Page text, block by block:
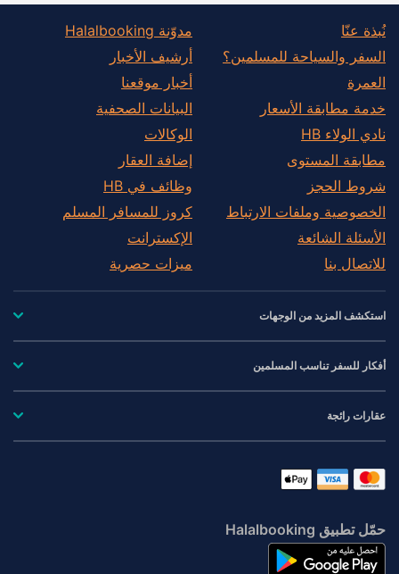
نُبذة عنّا
السفر والسياحة للمسلمين؟
العمرة
خدمة مطابقة الأسعار
نادي الولاء HB
مطابقة المستوى
شروط الحجز
الخصوصية وملفات الارتباط
الأسئلة الشائعة
للاتصال بنا
مدوّنة Halalbooking
أرشيف الأخبار
أخبار موقعنا
البيانات الصحفية
الوكالات
إضافة العقار
وظائف في HB
كروز للمسافر المسلم
الإكسترانت
ميزات حصرية
استكشف المزيد من الوجهات
أفكار للسفر تناسب المسلمين
عقارات رائجة
حمّل تطبيق Halalbooking